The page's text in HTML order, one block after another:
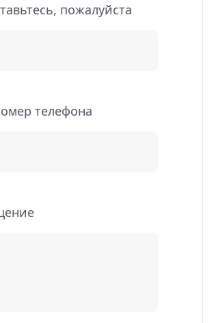
пожалуйста
телефона